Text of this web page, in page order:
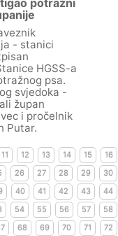
- stanici
HGSS-a
psa.
svjedoka -
župan
i pročelnik
Putar.
11 12 13 14 15
16
26 27 28 29
30
40 41 42 43
44
54 55 56 57
58
68 69 70 71 72